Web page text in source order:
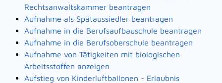
Rechtsanwaltskammer beantragen
Aufnahme als Spätaussiedler beantragen
Aufnahme in die Berufsaufbauschule beantragen
Aufnahme in die Berufsoberschule beantragen
Aufnahme von Tätigkeiten mit biologischen
Arbeitsstoffen anzeigen
Aufstieg von Kinderluftballonen - Erlaubnis